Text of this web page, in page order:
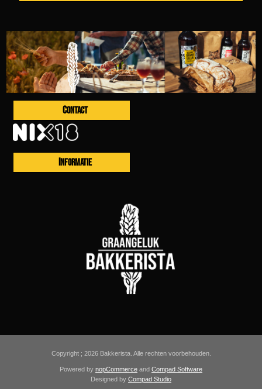
CONTACT
INFORMATIE
Copyright ; 2026 Bakkerista. Alle rechten voorbehouden.
Powered by nopCommerce and Compad Software
Designed by Compad Studio